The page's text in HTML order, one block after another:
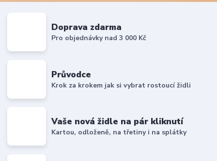
Doprava zdarma
Pro objednávky nad 3 000 Kč
Průvodce
Krok za krokem jak si vybrat rostoucí židli
Vaše nová židle na pár kliknutí
Kartou, odloženě, na třetiny i na splátky